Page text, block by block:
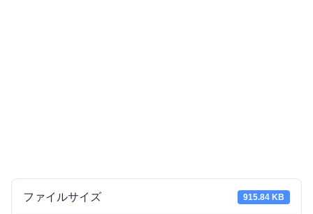
ファイルサイズ 915.84 KB